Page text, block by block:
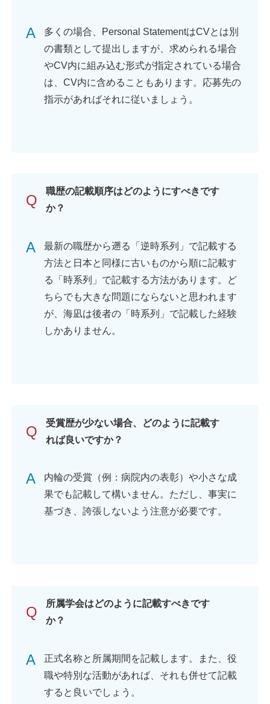
A
多くの場合、Personal StatementはCVとは別
の書類として提出しますが、求められる場合
やCV内に組み込む形式が指定されている場合
は、CV内に含めることもあります。応募先の
指示があればそれに従いましょう。
Q
職歴の記載順序はどのようにすべきです
か？
A
最新の職歴から遡る「逆時系列」で記載する
方法と日本と同様に古いものから順に記載す
る「時系列」で記載する方法があります。ど
ちらでも大きな問題にならないと思われます
が、海凪は後者の「時系列」で記載した経験
しかありません。
Q
受賞歴が少ない場合、どのように記載す
れば良いですか？
A
内輪の受賞（例：病院内の表彰）や小さな成
果でも記載して構いません。ただし、事実に
基づき、誇張しないよう注意が必要です。
Q
所属学会はどのように記載すべきです
か？
A
正式名称と所属期間を記載します。また、役
職や特別な活動があれば、それも併せて記載
すると良いでしょう。